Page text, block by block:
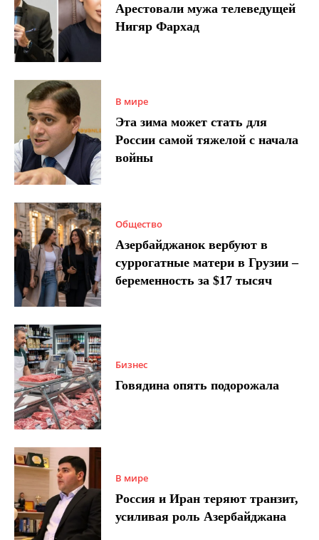
Арестовали мужа телеведущей
Нигяр Фархад
В мире
Эта зима может стать для
России самой тяжелой с начала
войны
Общество
Азербайджанок вербуют в
суррогатные матери в Грузии –
беременность за $17 тысяч
Бизнес
Говядина опять подорожала
В мире
Россия и Иран теряют транзит,
усиливая роль Азербайджана